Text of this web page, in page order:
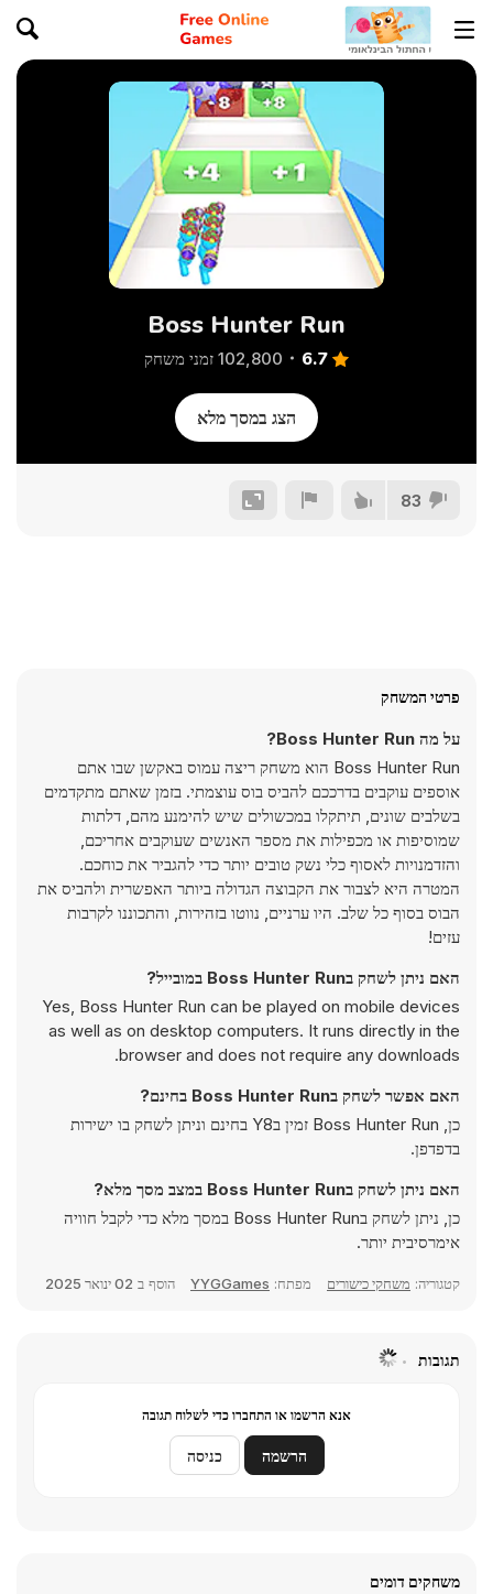
Boss Hunter Run
6.7 102,800 זמני משחק
הצג במסך מלא
83
פרטי המשחק
על מה Boss Hunter Run?
Boss Hunter Run הוא משחק ריצה עמוס באקשן שבו אתם
אוספים עוקבים בדרככם להביס בוס עוצמתי. בזמן שאתם מתקדמים
בשלבים שונים, תיתקלו במכשולים שיש להימנע מהם, דלתות
שמוסיפות או מכפילות את מספר האנשים שעוקבים אחריכם,
והזדמנויות לאסוף כלי נשק טובים יותר כדי להגביר את כוחכם.
המטרה היא לצבור את הקבוצה הגדולה ביותר האפשרית ולהביס את
הבוס בסוף כל שלב. היו ערניים, נווטו בזהירות, והתכוננו לקרבות
עזים!
האם ניתן לשחק בBoss Hunter Run במובייל?
Yes, Boss Hunter Run can be played on mobile devices
as well as on desktop computers. It runs directly in the
browser and does not require any downloads.
האם אפשר לשחק בBoss Hunter Run בחינם?
כן, Boss Hunter Run זמין בY8 בחינם וניתן לשחק בו ישירות
בדפדפן.
האם ניתן לשחק בBoss Hunter Run במצב מסך מלא?
כן, ניתן לשחק בBoss Hunter Run במסך מלא כדי לקבל חוויה
אימרסיבית יותר.
קטגוריה: משחקי כישורים מפתח: YYGGames הוסף ב 02 ינואר 2025
תגובות
אנא הרשמו או התחברו כדי לשלוח תגובה
הרשמה כניסה
משחקים דומים